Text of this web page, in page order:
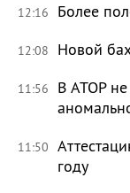
12:16 Более
12:08 Новой
11:56
В АТОР
11:50
году